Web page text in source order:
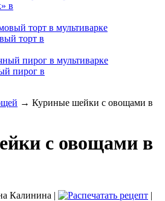
в
торт в
пирог в
→ Куриные шейки с овощами в
с овощами в
Калинина | |